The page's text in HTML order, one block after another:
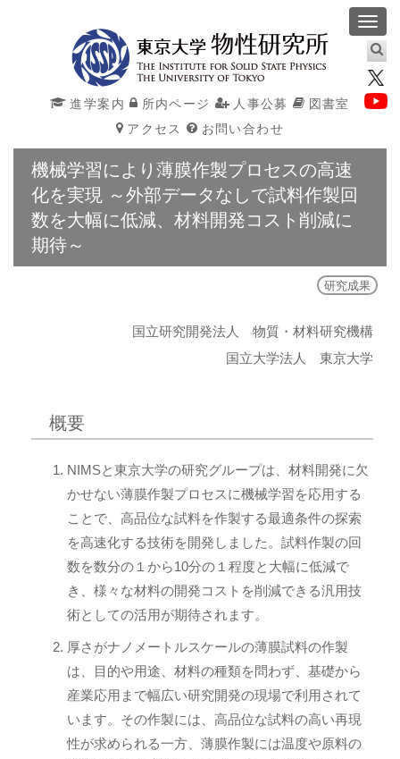
進学案内 所内ページ 人事公募
図書室
アクセス
お問い合わせ
機械学習により薄膜作製プロセスの高速
化を実現 ～外部データなしで試料作製回
数を大幅に低減、材料開発コスト削減に
期待～
研究成果
国立研究開発法人 物質・材料研究機構
国立大学法人 東京大学
概要
NIMSと東京大学の研究グループは、材料開発に欠
かせない薄膜作製プロセスに機械学習を応用する
ことで、高品位な試料を作製する最適条件の探索
を高速化する技術を開発しました。試料作製の回
数を数分の１から10分の１程度と大幅に低減で
き、様々な材料の開発コストを削減できる汎用技
術としての活用が期待されます。
厚さがナノメートルスケールの薄膜試料の作製
は、目的や用途、材料の種類を問わず、基礎から
産業応用まで幅広い研究開発の現場で利用されて
います。その作製には、高品位な試料の高い再現
性が求められる一方、薄膜作製には温度や原料の